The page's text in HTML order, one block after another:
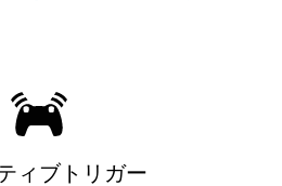
ィブトリガー